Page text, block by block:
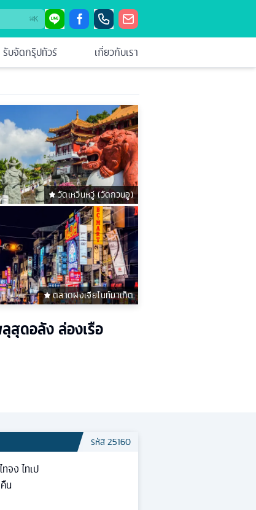
⌘K
รับจัดกรุ๊ปทัวร์ เกี่ยวกับเรา
วัดเหวินหวู่ (วัดกวนอู)
ตลาดฝงเจียไนท์มาเก็ต
สุดอลัง ล่องเรือ
รหัส25160
จง ไทเป
คืน